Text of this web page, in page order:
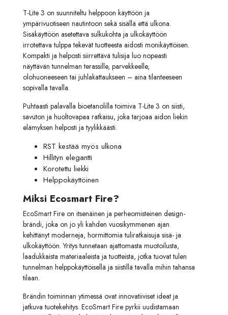
T-Lite 3 on suunniteltu helppoon käyttöön ja
ympärivuotiseen nautintoon sekä sisällä että ulkona.
Sisäkäyttöön asetettava sulkukohta ja ulkokäyttöön
irrotettava tulp­pa tekevät tuotteesta aidosti monikäyttöisen.
Kompakti ja helposti siirrettävä tulisija luo nopeasti
näyttävän tunnelman terassille, parvekkeelle,
olohuoneeseen tai juhlakattaukseen – aina tilanteeseen
sopivalla tavalla.
Puhtaasti palavalla bioetanolilla toimiva T-Lite 3 on siisti,
savuton ja huoltovapaa ratkaisu, joka tarjoaa aidon liekin
elämyksen helposti ja tyylikkäästi.
RST kestää myös ulkona
Hillityn elegantti
Korotettu liekki
Helppokäyttöinen
Miksi Ecosmart Fire?
EcoSmart Fire on itsenäinen ja perheomisteinen design-
brändi, joka on jo yli kahden vuosikymmenen ajan
kehittänyt moderneja, hormittomia tuliratkaisuja sisä- ja
ulkokäyttöön. Yritys tunnetaan ajattomasta muotoilusta,
laadukkaista materiaaleista ja tuotteista, jotka tuovat tulen
tunnelman helppokäyttöisellä ja siistillä tavalla mihin tahansa
tilaan.
Brändin toiminnan ytimessä ovat innovatiiviset ideat ja
jatkuva tuotekehitys. EcoSmart Fire pyrkii uudistamaan